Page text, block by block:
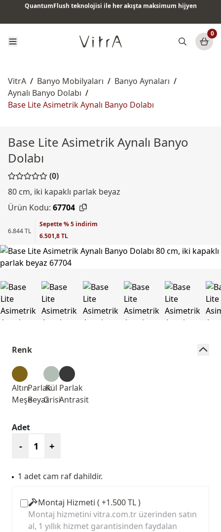
QuantumFlush teknolojisi ile her akışta maksimum hijyen
0
VitrA / Banyo Mobilyaları / Banyo Aynaları /
Aynalı Banyo Dolabı /
Base Lite Asimetrik Aynalı Banyo Dolabı
Base Lite Asimetrik Aynalı Banyo
Dolabı
(0)
80 cm, iki kapaklı parlak beyaz
Ürün Kodu: 67704
6.844 TL
Sepette % 5 indirim
6.501,8 TL
Renk
Altın
Meşe
Parlak
Beyaz
Kül
Grisi
Parlak
Antrasit
Adet
- +
1 adet cam raf dahildir.
Montaj Hizmeti ( +1.500 TL )
Montaj hizmetini vitra.com.tr üzerinden satın
al, 1 yıllık hizmet garantisinden faydalan